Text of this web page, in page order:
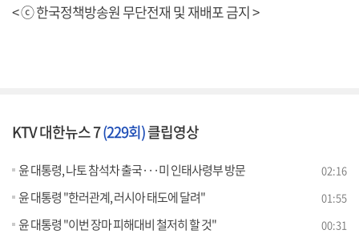
< ⓒ 한국정책방송원 무단전재 및 재배포 금지 >
KTV 대한뉴스 7(229회)클립영상
윤 대통령, 나토 참석차 출국···미 인태사령부 방문 02:16
윤 대통령 "한러관계, 러시아 태도에 달려" 01:55
윤 대통령 "이번 장마 피해대비 철저히 할 것" 00:31